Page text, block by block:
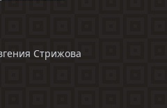
Стрижова